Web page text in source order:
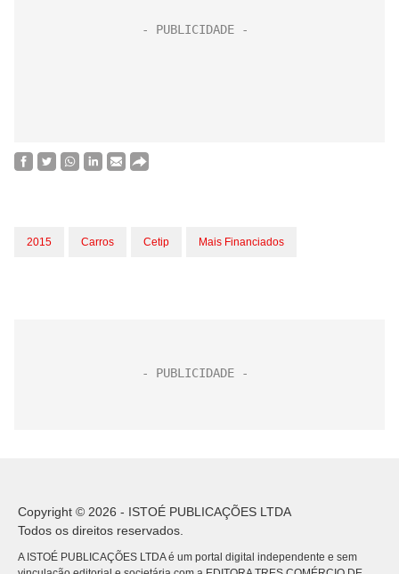
2015 Carros Cetip Mais Financiados
Copyright © 2026 - ISTOÉ PUBLICAÇÕES LTDA
Todos os direitos reservados.
A ISTOÉ PUBLICAÇÕES LTDA é um portal digital independente e sem